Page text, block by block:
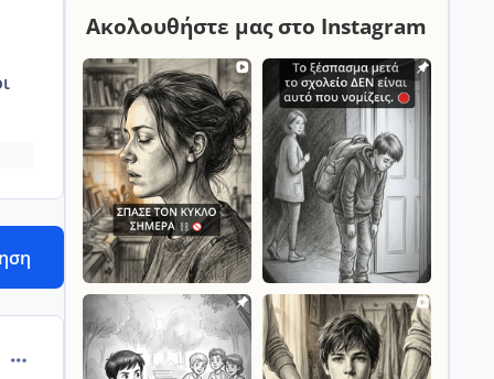
comment_903905
Ακολουθήστε μας στο Instagram